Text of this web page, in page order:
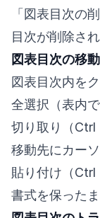
「図表目次の
目次が削除さ
図表目次の移動
図表目次内を
全選択（表内
切り取り（Ctrl
移動先にカー
貼り付け（Ctrl
書式を保った